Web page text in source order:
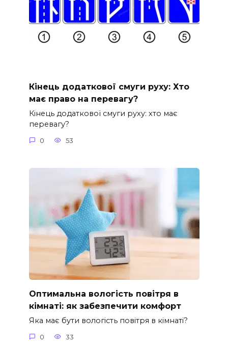
Кінець додаткової смуги руху: Хто
має право на перевагу?
Кінець додаткової смуги руху: хто має
перевагу?
0 53
Оптимальна вологість повітря в
кімнаті: як забезпечити комфорт
Яка має бути вологість повітря в кімнаті?
0 33